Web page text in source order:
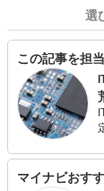
選
この記事を担
マイナビおす